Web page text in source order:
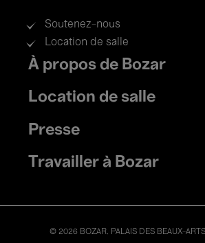
Soutenez-nous
Location de salle
Footer
menu
À propos de Bozar
Location de salle
Presse
Travailler à Bozar
© 2026 BOZAR. PALAIS DES BEAUX-